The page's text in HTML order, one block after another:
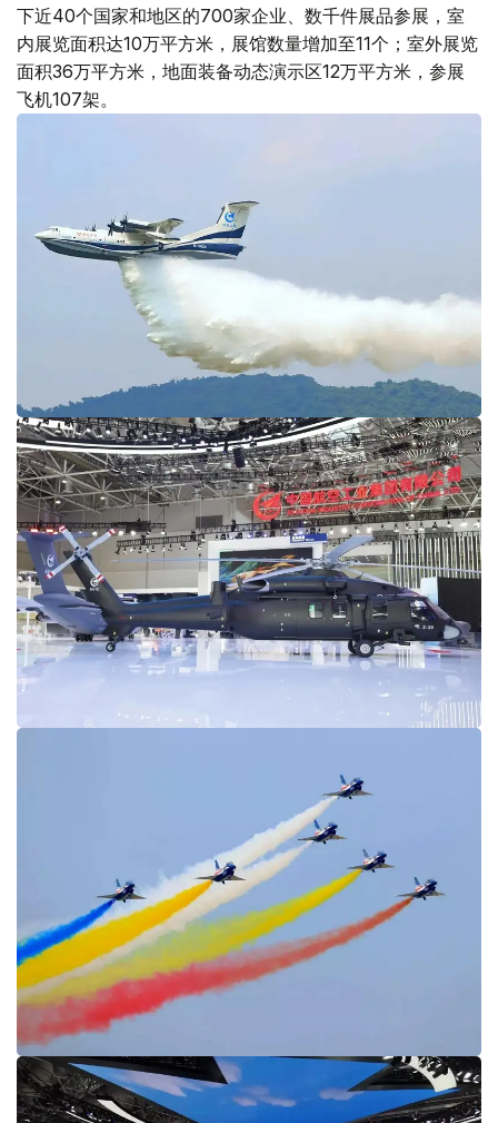
下近40个国家和地区的700家企业、数千件展品参展，室
内展览面积达10万平方米，展馆数量增加至11个；室外展览
面积36万平方米，地面装备动态演示区12万平方米，参展
飞机107架。